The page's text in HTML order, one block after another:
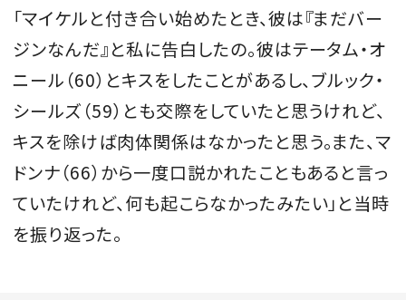
「マイケルと付き合い始めたとき、彼は『まだバー
ジンなんだ』と私に告白したの。彼はテータム・オ
ニール（60）とキスをしたことがあるし、ブルック・
シールズ（59）とも交際をしていたと思うけれど、
キスを除けば肉体関係はなかったと思う。また、マ
ドンナ（66）から一度口説かれたこともあると言っ
ていたけれど、何も起こらなかったみたい」と当時
を振り返った。